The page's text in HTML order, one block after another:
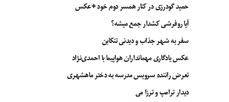
حمید گودرزی در کنار همسر دوم خود +عکس
آیا روفرشی کشدار جمع میشه؟
سفر به شهر جذاب و دیدنی تنکابن
عکس یادگاری مهمانداران هواپیما با احمدی‌نژاد
تعرض راننده سرویس مدرسه به دختر ماهشهری
دیدار ترامپ و ترزا می